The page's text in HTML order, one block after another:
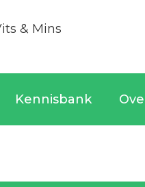
Kennisbank